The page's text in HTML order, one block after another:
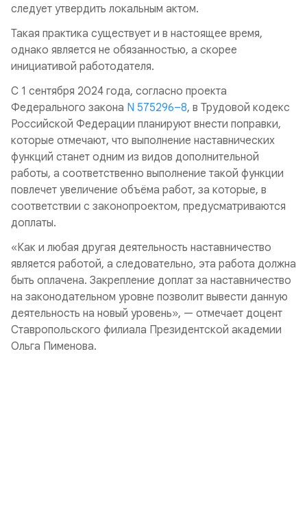
следует утвердить локальным актом.
Такая практика существует и в настоящее время,
однако является не обязанностью, а скорее
инициативой работодателя.
С 1 сентября 2024 года, согласно проекта
Федерального закона N 575296–8, в Трудовой кодекс
Российской Федерации планируют внести поправки,
которые отмечают, что выполнение наставнических
функций станет одним из видов дополнительной
работы, а соответственно выполнение такой функции
повлечет увеличение объёма работ, за которые, в
соответствии с законопроектом, предусматриваются
доплаты.
«Как и любая другая деятельность наставничество
является работой, а следовательно, эта работа должна
быть оплачена. Закрепление доплат за наставничество
на законодательном уровне позволит вывести данную
деятельность на новый уровень», — отмечает доцент
Ставропольского филиала Президентской академии
Ольга Пименова.